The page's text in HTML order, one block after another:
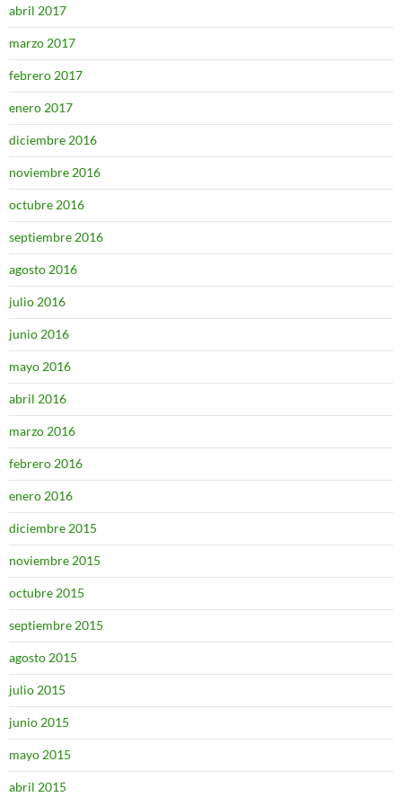
abril 2017
marzo 2017
febrero 2017
enero 2017
diciembre 2016
noviembre 2016
octubre 2016
septiembre 2016
agosto 2016
julio 2016
junio 2016
mayo 2016
abril 2016
marzo 2016
febrero 2016
enero 2016
diciembre 2015
noviembre 2015
octubre 2015
septiembre 2015
agosto 2015
julio 2015
junio 2015
mayo 2015
abril 2015